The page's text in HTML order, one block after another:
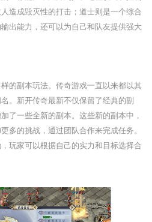
造成毁灭性的打击；道士则是一个综合
出能力，还可以为自己和队友提供强大
的副本玩法。传奇游戏一直以来都以其
。新开传奇最新不仅保留了经典的副
了一些全新的副本。这些新的副本中，
多的挑战，通过团队合作来完成任务。
玩家可以根据自己的实力和目标选择合